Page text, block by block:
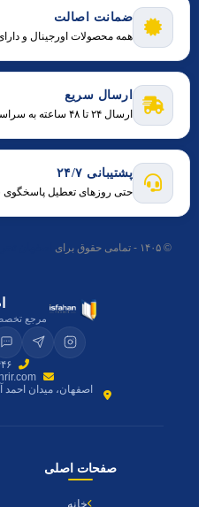
ضمانت اصالت
همه محصولات اورجینال و
ارسال سریع
ارسال ۲۴ تا ۴۸ ساعته به سراسر کشور
پشتیبانی ۲۴/۷
حتی روزهای تعطیل پاسخگوی
© ۱۴۰۵ - تمامی حقوق برای
مرجع
اصفهان، میدان احمد
صفحات اصلی
خانه